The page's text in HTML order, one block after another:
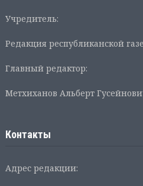
Учредитель:
Редакция республиканской
Главный редактор:
Метхиханов Альберт
Контакты
Адрес редакции: